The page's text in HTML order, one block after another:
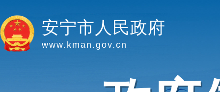
安宁市人民政府
www.kman.gov.cn